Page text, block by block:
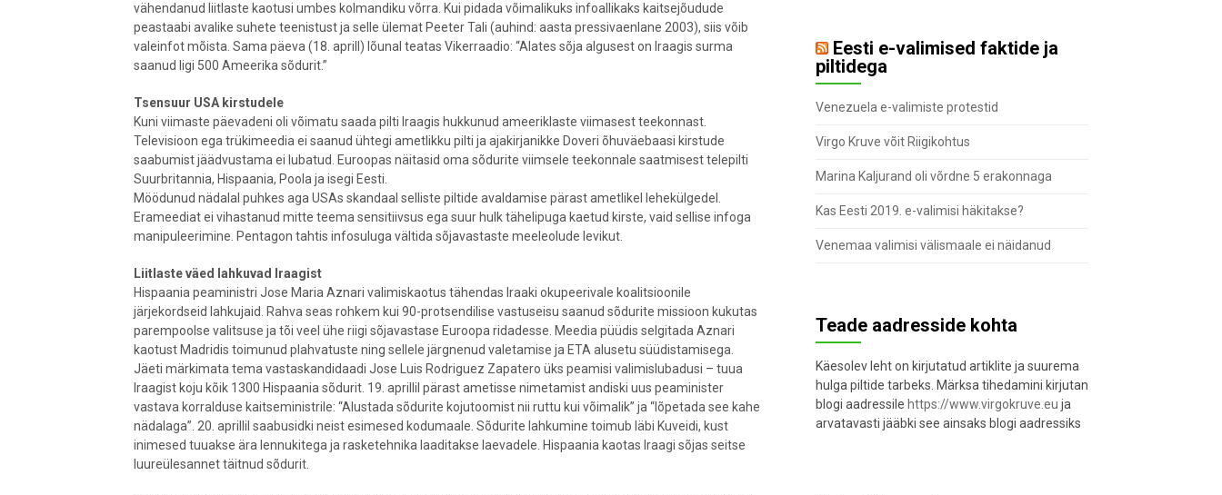
vähendanud liitlaste kaotusi umbes kolmandiku võrra. Kui pidada võimalikuks infoallikaks kaitsejõudude
peastaabi avalike suhete teenistust ja selle ülemat Peeter Tali (auhind: aasta pressivaenlane 2003), siis võib
valeinfot mõista. Sama päeva (18. aprill) lõunal teatas Vikerraadio: “Alates sõja algusest on Iraagis surma
saanud ligi 500 Ameerika sõdurit.”
Tsensuur USA kirstudele
Kuni viimaste päevadeni oli võimatu saada pilti Iraagis hukkunud ameeriklaste viimasest teekonnast.
Televisioon ega trükimeedia ei saanud ühtegi ametlikku pilti ja ajakirjanikke Doveri õhuväebaasi kirstude
saabumist jäädvustama ei lubatud. Euroopas näitasid oma sõdurite viimsele teekonnale saatmisest telepilti
Suurbritannia, Hispaania, Poola ja isegi Eesti.
Möödunud nädalal puhkes aga USAs skandaal selliste piltide avaldamise pärast ametlikel lehekülgedel.
Erameediat ei vihastanud mitte teema sensitiivsus ega suur hulk tähelipuga kaetud kirste, vaid sellise infoga
manipuleerimine. Pentagon tahtis infosuluga vältida sõjavastaste meeleolude levikut.
Liitlaste väed lahkuvad Iraagist
Hispaania peaministri Jose Maria Aznari valimiskaotus tähendas Iraaki okupeerivale koalitsioonile
järjekordseid lahkujaid. Rahva seas rohkem kui 90-protsendilise vastuseisu saanud sõdurite missioon kukutas
parempoolse valitsuse ja tõi veel ühe riigi sõjavastase Euroopa ridadesse. Meedia püüdis selgitada Aznari
kaotust Madridis toimunud plahvatuste ning sellele järgnenud valetamise ja ETA alusetu süüdistamisega.
Jäeti märkimata tema vastaskandidaadi Jose Luis Rodriguez Zapatero üks peamisi valimislubadusi – tuua
Iraagist koju kõik 1300 Hispaania sõdurit. 19. aprillil pärast ametisse nimetamist andiski uus peaminister
vastava korralduse kaitseministrile: “Alustada sõdurite kojutoomist nii ruttu kui võimalik” ja “lõpetada see kahe
nädalaga”. 20. aprillil saabusidki neist esimesed kodumaale. Sõdurite lahkumine toimub läbi Kuveidi, kust
inimesed tuuakse ära lennukitega ja rasketehnika laaditakse laevadele. Hispaania kaotas Iraagi sõjas seitse
luureülesannet täitnud sõdurit.
Eesti e-valimised faktide ja
piltidega
Venezuela e-valimiste protestid
Virgo Kruve võit Riigikohtus
Marina Kaljurand oli võrdne 5 erakonnaga
Kas Eesti 2019. e-valimisi häkitakse?
Venemaa valimisi välismaale ei näidanud
Teade aadresside kohta
Käesolev leht on kirjutatud artiklite ja suurema
hulga piltide tarbeks. Märksa tihedamini kirjutan
blogi aadressile https://www.virgokruve.eu ja
arvatavasti jääbki see ainsaks blogi aadressiks